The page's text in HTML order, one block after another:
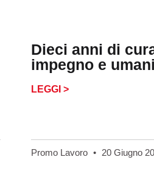
Dieci anni di
impegno e
LEGGI >
Promo Lavoro 20 Giugno